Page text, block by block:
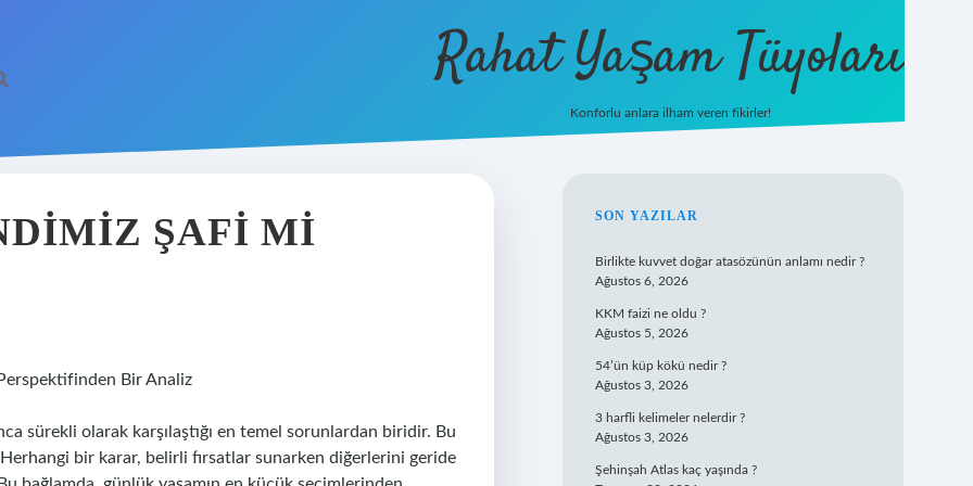
Rahat Yaşam Tüyoları
Konforlu anlara ilham veren fikirler!
ŞAFI MI
Bir Analiz
sürekli olarak karşılaştığı en temel sorunlardan biridir. Bu
bir karar, belirli fırsatlar sunarken diğerlerini geride
SIDEBAR
SON YAZILAR
Birlikte kuvvet doğar atasözünün anlamı nedir ?
Ağustos 6, 2026
KKM faizi ne oldu ?
Ağustos 5, 2026
54’ün küp kökü nedir ?
Ağustos 3, 2026
3 harfli kelimeler nelerdir ?
Ağustos 3, 2026
Şehinşah Atlas kaç yaşında ?